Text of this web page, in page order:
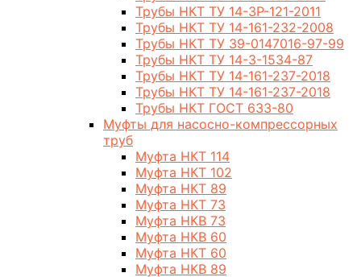
Трубы НКТ ТУ 14-3Р-121-2011
Трубы НКТ ТУ 14-161-232-2008
Трубы НКТ ТУ 39-0147016-97-99
Трубы НКТ ТУ 14-3-1534-87
Трубы НКТ ТУ 14-161-237-2018
Трубы НКТ ТУ 14-161-237-2018
Трубы НКТ ГОСТ 633-80
Муфты для насосно-компрессорных
труб
Муфта НКТ 114
Муфта НКТ 102
Муфта НКТ 89
Муфта НКТ 73
Муфта НКВ 73
Муфта НКВ 60
Муфта НКТ 60
Муфта НКВ 89